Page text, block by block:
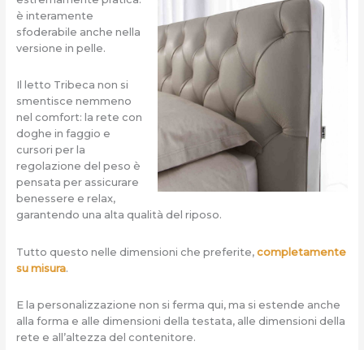
è interamente
sfoderabile anche nella
versione in pelle.
Il letto Tribeca non si
smentisce nemmeno
nel comfort: la rete con
doghe in faggio e
cursori per la
regolazione del peso è
pensata per assicurare
benessere e relax,
garantendo una alta qualità del riposo.
Tutto questo nelle dimensioni che preferite, completamente
su misura.
E la personalizzazione non si ferma qui, ma si estende anche
alla forma e alle dimensioni della testata, alle dimensioni della
rete e all’altezza del contenitore.